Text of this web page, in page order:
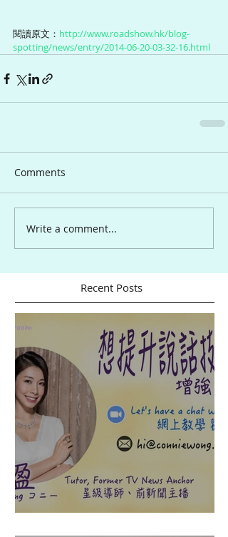
閱讀原文： http://www.roadshow.hk/blog-
spotting/news/entry/2014-06-20-03-32-16.html
Comments
Write a comment...
Recent Posts